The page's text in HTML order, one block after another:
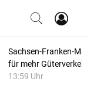
Sachsen-Franken-
für mehr
13:59 Uhr